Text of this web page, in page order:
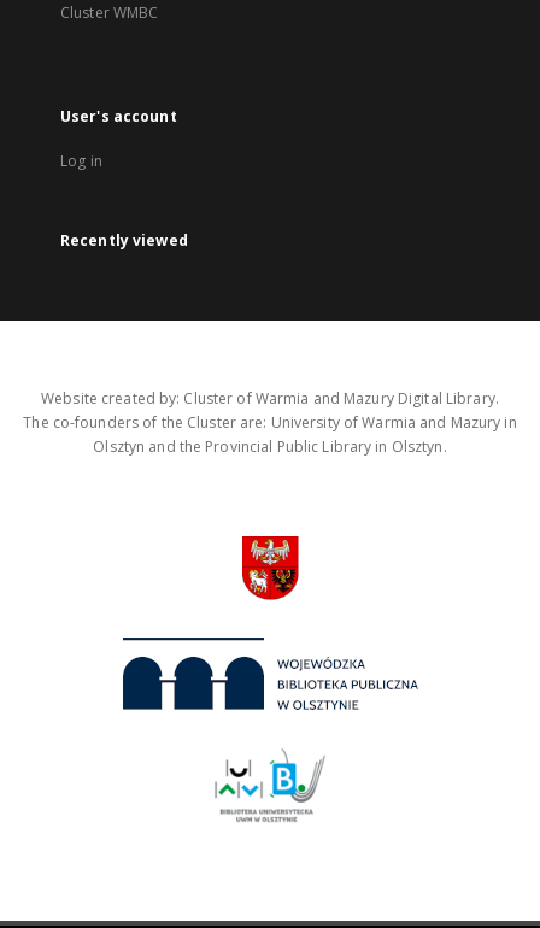
Cluster WMBC
User's account
Log in
Recently viewed
Website created by: Cluster of Warmia and Mazury Digital Library.
The co-founders of the Cluster are: University of Warmia and Mazury in
Olsztyn and the Provincial Public Library in Olsztyn.